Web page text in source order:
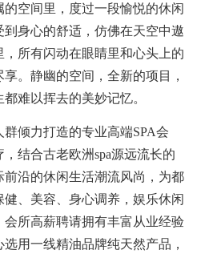
空间里，度过一段愉悦的休闲
身心的舒适，仿佛在天空中遨
所有闪动在眼睛里和心头上的
。静幽的空间，全新的项目，
难以挥去的美妙记忆。
群倾力打造的专业高端SPA会
结合古老欧洲spa源远流长的
沿的休闲生活潮流风尚，为都
、美容、身心调养，娱乐休闲
所高薪聘请拥有丰富从业经验
用一线精油品牌纯天然产品，